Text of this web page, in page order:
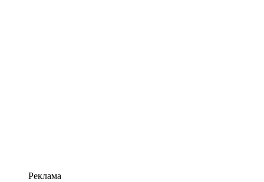
Реклама